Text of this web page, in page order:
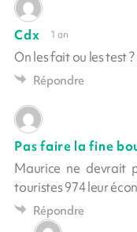
Cdx 1 an
On les fait ou les test
Répondre
Pas faire la fine
Maurice ne devrait
touristes 974 leur
Répondre